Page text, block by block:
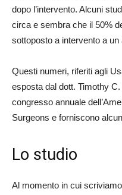
dopo l’intervento. Alcuni
circa e sembra che il 50%
sottoposto a intervento a
Questi numeri, riferiti agli
esposta dal dott. Timothy
congresso annuale
Surgeons e forniscono
Lo studio
Al momento in cui